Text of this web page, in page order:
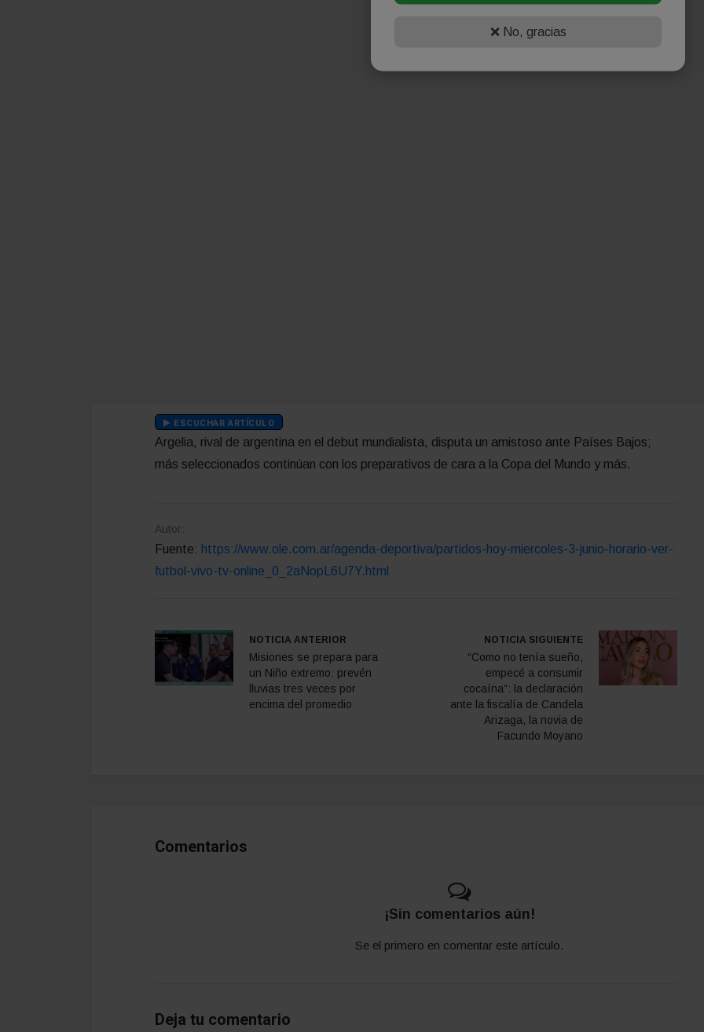
ESCUCHAR ARTÍCULO
Argelia, rival de argentina en el debut mundialista, disputa un amistoso ante Países Bajos;
más seleccionados continúan con los preparativos de cara a la Copa del Mundo y más.
Autor:
Fuente: https://www.ole.com.ar/agenda-deportiva/partidos-hoy-miercoles-3-junio-horario-ver-
futbol-vivo-tv-online_0_2aNopL6U7Y.html
NOTICIA ANTERIOR
Misiones se prepara para
un Niño extremo: prevén
lluvias tres veces por
encima del promedio
NOTICIA SIGUIENTE
“Como no tenía sueño,
empecé a consumir
cocaína”: la declaración
ante la fiscalía de Candela
Arizaga, la novia de
Facundo Moyano
Comentarios
¡Sin comentarios aún!
Se el primero en comentar este artículo.
Deja tu comentario
❌ No, gracias